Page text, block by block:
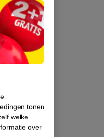
tonen
welke
over